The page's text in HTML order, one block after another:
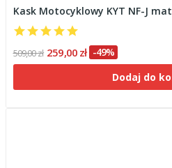
Kask Motocyklowy KYT NF-J
509,00 zł 259,00 zł -49%
Dodaj do